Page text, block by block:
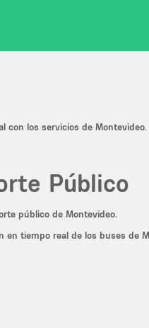
con los servicios de Montevideo.
Público
público de Montevideo.
tiempo real de los buses de